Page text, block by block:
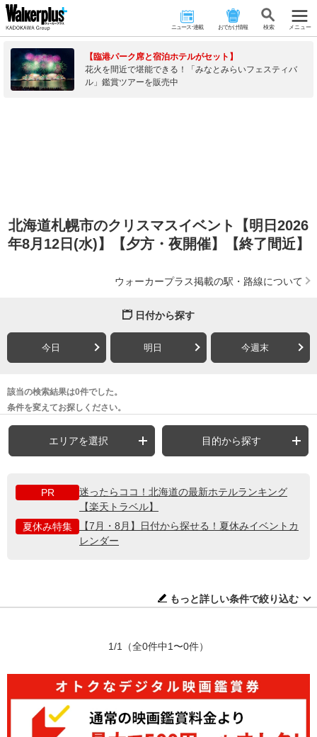
ニュース･連載 おでかけ情報 検 索 メニュー
【臨港パーク席と宿泊ホテルがセット】
花火を間近で堪能できる！「みなとみらいフェスティバ
ル」鑑賞ツアーを販売中
北海道札幌市のクリスマスイベント【明日2026
年8月12日(水)】【夕方・夜開催】【終了間近】
ウォーカープラス掲載の駅・路線について
日付から探す
今日 明日 今週末
該当の検索結果は0件でした。
条件を変えてお探しください。
エリアを選択 目的から探す
PR
迷ったらココ！北海道の最新ホテルランキング
【楽天トラベル】
夏休み特集
【7月・8月】日付から探せる！夏休みイベントカ
レンダー
もっと詳しい条件で絞り込む
1/1 （全0件中1〜0件）